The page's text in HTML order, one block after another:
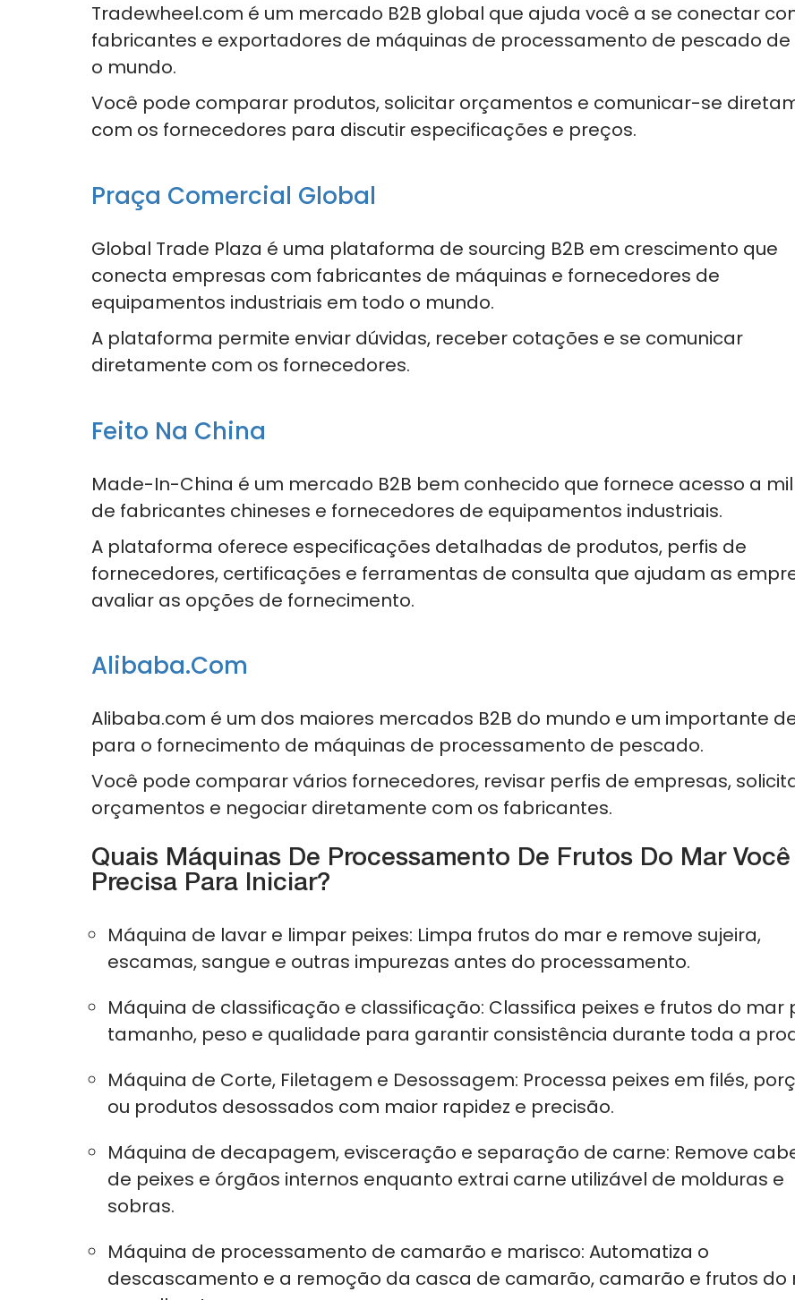
Tradewheel.com é um mercado B2B global que ajuda você a se conectar
fabricantes e exportadores de máquinas de processamento de pescado
o mundo.
Você pode comparar produtos, solicitar orçamentos e comunicar-se
com os fornecedores para discutir especificações e preços.
Praça Comercial Global
Global Trade Plaza é uma plataforma de sourcing B2B em crescimento que
conecta empresas com fabricantes de máquinas e fornecedores de
equipamentos industriais em todo o mundo.
A plataforma permite enviar dúvidas, receber cotações e se comunicar
diretamente com os fornecedores.
Feito Na China
Made-In-China é um mercado B2B bem conhecido que fornece acesso a
de fabricantes chineses e fornecedores de equipamentos industriais.
A plataforma oferece especificações detalhadas de produtos, perfis de
fornecedores, certificações e ferramentas de consulta que ajudam as
avaliar as opções de fornecimento.
Alibaba.com
Alibaba.com é um dos maiores mercados B2B do mundo e um importante
para o fornecimento de máquinas de processamento de pescado.
Você pode comparar vários fornecedores, revisar perfis de empresas,
orçamentos e negociar diretamente com os fabricantes.
Quais Máquinas De Processamento De Frutos Do Mar Você
Precisa Para Iniciar?
Máquina de lavar e limpar peixes: Limpa frutos do mar e remove sujeira,
escamas, sangue e outras impurezas antes do processamento.
Máquina de classificação e classificação: Classifica peixes e frutos do mar
tamanho, peso e qualidade para garantir consistência durante toda a
Máquina de Corte, Filetagem e Desossagem: Processa peixes em filés,
ou produtos desossados ​​com maior rapidez e precisão.
Máquina de decapagem, evisceração e separação de carne: Remove
de peixes e órgãos internos enquanto extrai carne utilizável de molduras e
sobras.
Máquina de processamento de camarão e marisco: Automatiza o
descascamento e a remoção da casca de camarão, camarão e frutos do